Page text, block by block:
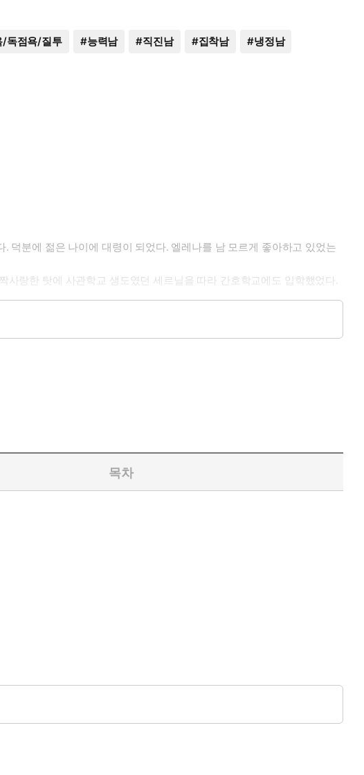
/독점욕/질투 #능력남 #직진남 #집착남 #냉정남
덕분에 젊은 나이에 대령이 되었다. 엘레나를 남 모르게 좋아하고 있었는
랑한 탓에 사관학교 생도였던 세르닐을 따라 간호학교에도 입학했었다.
목차